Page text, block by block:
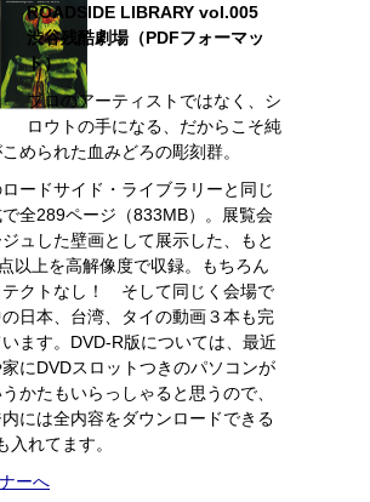
ROADSIDE LIBRARY vol.005
渋谷残酷劇場（PDFフォーマッ
ト）
プロのアーティストではなく、シ
ロウトの手になる、だからこそ純
められた血みどろの彫刻群。
ードサイド・ライブラリーと同じ
で全289ページ（833MB）。展覧会
ュした壁画として展示した、もと
以上を高解像度で収録。もちろん
テクトなし！ そして同じく会場で
日本、台湾、タイの動画３本も完
ます。DVD-R版については、最近
にDVDスロットつきのパソコンが
かたもいらっしゃると思うので、
には全内容をダウンロードできる
入れてます。
ーへ